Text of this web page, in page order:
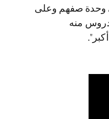
وحدة صفهم وعلى
منه